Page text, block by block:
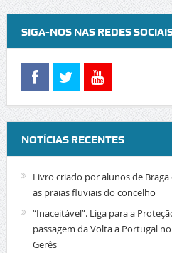
SIGA-NOS NAS REDES
NOTÍCIAS RECENTES
Livro criado por alunos de
as praias fluviais do concelho
“Inaceitável”. Liga para a
passagem da Volta a Portugal
Gerês